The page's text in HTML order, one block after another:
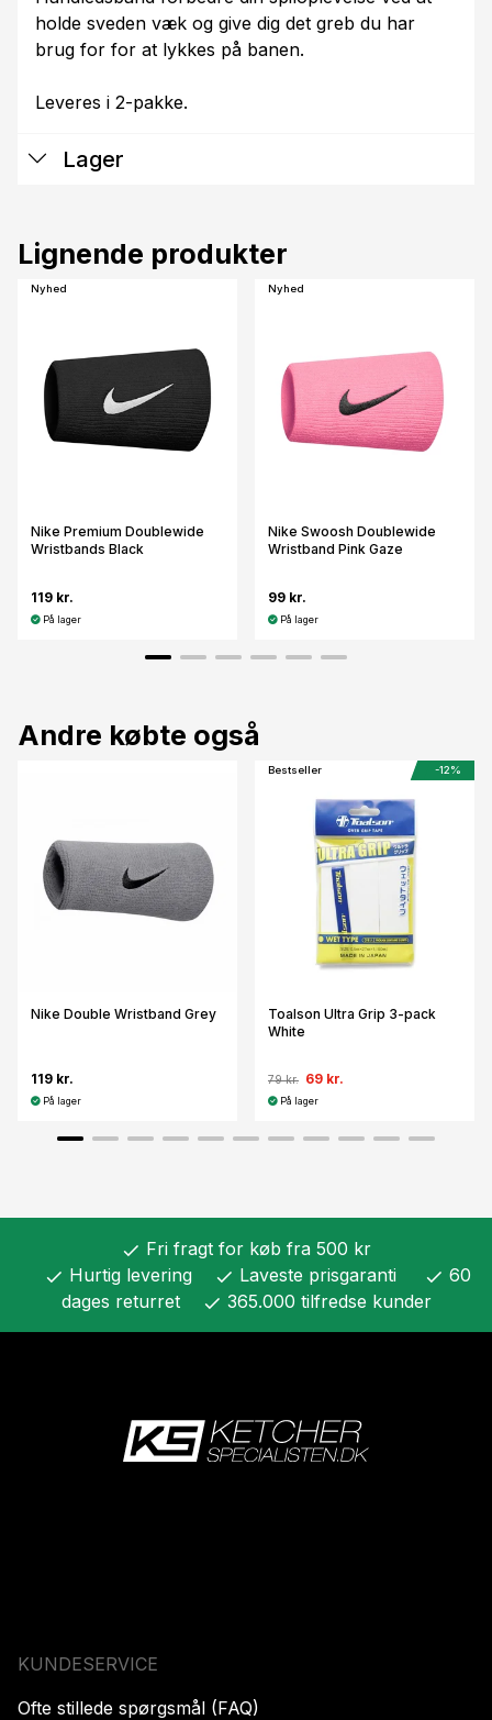
holde sveden væk og give dig det greb du har
brug for for at lykkes på banen.
Leveres i 2-pakke.
Lager
Lignende produkter
Nyhed
Nike Premium Doublewide
Wristbands Black
119 kr.
På lager
Nyhed
Nike Swoosh Doublewide
Wristband Pink Gaze
99 kr.
På lager
Andre købte også
Nike Double Wristband Grey
119 kr.
På lager
Bestseller -12%
Toalson Ultra Grip 3-pack
White
79 kr. 69 kr.
På lager
check Fri fragt for køb fra 500 kr
check Hurtig levering check Laveste prisgaranti check 60
dages returret
check 365.000 tilfredse kunder
KUNDESERVICE
Ofte stillede spørgsmål (FAQ)